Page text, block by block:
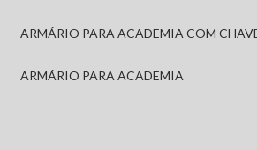
ARMÁRIO PARA ACADEMIA COM
ARMÁRIO PARA ACADEMIA